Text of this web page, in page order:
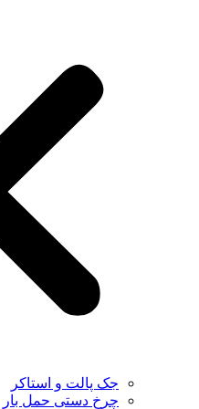
جک پالت و استاکر
چرخ دستی حمل بار